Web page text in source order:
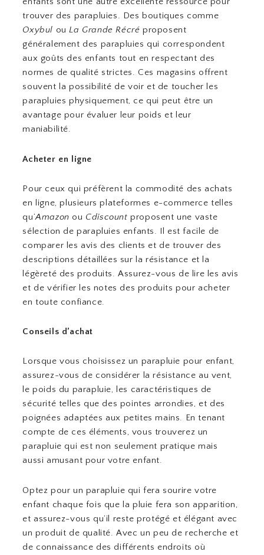
trouver des parapluies. Des boutiques comme
Oxybul ouLa Grande Récré proposent
généralement des parapluies qui correspondent
aux goûts des enfants tout en respectant des
normes de qualité strictes. Ces magasins offrent
souvent la possibilité de voir et de toucher les
parapluies physiquement, ce qui peut être un
avantage pour évaluer leur poids et leur
maniabilité.
Acheter en ligne
Pour ceux qui préfèrent la commodité des achats
en ligne, plusieurs plateformes e-commerce telles
qu’Amazon ou Cdiscount proposent une vaste
sélection de parapluies enfants. Il est facile de
comparer les avis des clients et de trouver des
descriptions détaillées sur la résistance et la
légèreté des produits. Assurez-vous de lire les avis
et de vérifier les notes des produits pour acheter
en toute confiance.
Conseils d’achat
Lorsque vous choisissez un parapluie pour enfant,
assurez-vous de considérer la résistance au vent,
le poids du parapluie, les caractéristiques de
sécurité telles que des pointes arrondies, et des
poignées adaptées aux petites mains. En tenant
compte de ces éléments, vous trouverez un
parapluie qui est non seulement pratique mais
aussi amusant pour votre enfant.
Optez pour un parapluie qui fera sourire votre
enfant chaque fois que la pluie fera son apparition,
et assurez-vous qu’il reste protégé et élégant avec
un produit de qualité. Avec un peu de recherche et
de connaissance des différents endroits où